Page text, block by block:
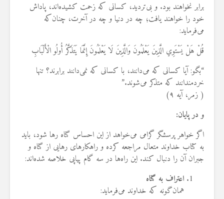
برابر نخواهند بود. و بی‌تردید، کسانی که زحمت کشیده‌اند، پاداش
خود را خواهند یافت؛ چه در دنیا و چه در آخرت، چنان‌که
می‌فرماید:
قُلْ هَلْ يَسْتَوِي الَّذِينَ يَعْلَمُونَ وَالَّذِينَ لَا يَعْلَمُونَ إِنَّمَا يَتَذَكَّرُ أُولُو الْأَلْبَابِ
“بگو: آیا کسانی که می‌دانند، با کسانی که نمی‌دانند برابرند؟ تنها
خردمندانند که متذکر می‌شوند.”
( زمر، آیه ۹)
و در پایان:
اگر خواهر پرسشگر گرامی می‌خواهد از این احساس گناه رها شود، باید
به کتاب خداوند متعال مراجعه کرده و راهکارهای رهایی از گناه و
جبران آن را دنبال کند. این راه‌ها در سه گام پیاپی خلاصه شده‌اند:
اعتراف به گناه
همان‌گونه که خداوند می‌فرماید: